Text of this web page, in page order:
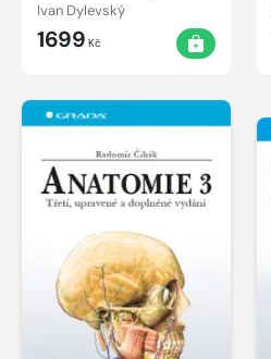
Ivan Dylevský
1699 Kč